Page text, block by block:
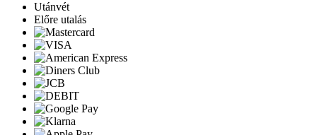
Utánvét
Előre utalás